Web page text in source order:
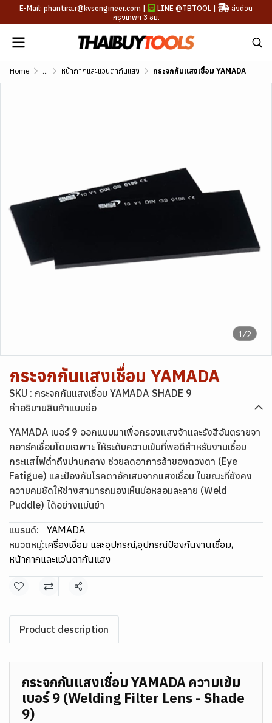
E-Mail: phantira.r@kvsengineer.com | LINE @TBTOOL |
ส่งด่วน
กรุงเทพฯ 3 ชม.
Home ... หน้ากากและแว่นตากันแสง กระจกกันแสงเชื่อม YAMADA
1/2
กระจกกันแสงเชื่อม YAMADA
SKU : กระจกกันแสงเชื่อม YAMADA SHADE 9
คำอธิบายสินค้าแบบย่อ
YAMADA เบอร์ 9 ออกแบบมาเพื่อกรองแสงจ้าและรังสีอันตรายจา
กอาร์คเชื่อมโดยเฉพาะ ให้ระดับความเข้มที่พอดีสำหรับงานเชื่อม
กระแสไฟต่ำถึงปานกลาง ช่วยลดอาการล้าของดวงตา (Eye
Fatigue) และป้องกันโรคตาอักเสบจากแสงเชื่อม ในขณะที่ยังคง
ความคมชัดให้ช่างสามารถมองเห็นบ่อหลอมละลาย (Weld
Puddle) ได้อย่างแม่นยำ
แบรนด์:
YAMADA
หมวดหมู่:เครื่องเชื่อม และอุปกรณ์,อุปกรณ์ป้องกันงานเชื่อม,
หน้ากากและแว่นตากันแสง
แชร์
Product description
กระจกกันแสงเชื่อม YAMADA ความเข้ม
เบอร์ 9 (Welding Filter Lens - Shade
9)